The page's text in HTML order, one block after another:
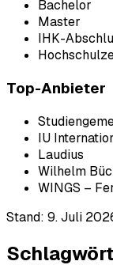
Bachelor
Master
IHK-
Top-Anbieter
IU
Laudius
Wilhelm
WINGS –
Stand: 9. Juli